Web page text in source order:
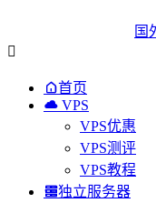
国

首页
 VPS
VPS优惠
VPS测评
VPS教程
独立服务器